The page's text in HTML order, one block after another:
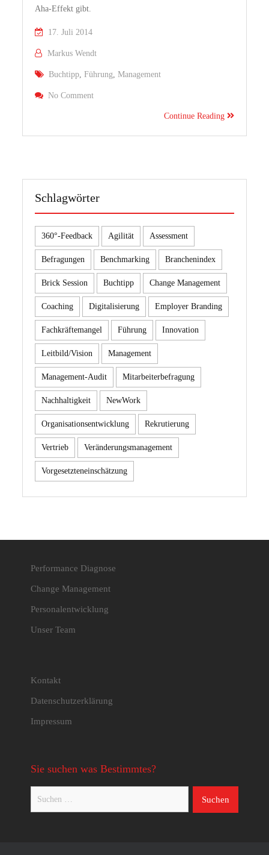
Aha-Effekt gibt.
17. Juli 2014
Markus Wendt
Buchtipp ,Führung ,Management
No CommentOn „Kaleidoskop Der Scherben“ Packende
Continue Reading
Schlagwörter
360°-Feedback Agilität Assessment
Befragungen Benchmarking Branchenindex
Brick Session Buchtipp Change Management
Coaching Digitalisierung Employer Branding
Fachkräftemangel Führung Innovation
Leitbild/Vision Management
Management-Audit Mitarbeiterbefragung
Nachhaltigkeit NewWork
Organisationsentwicklung Rekrutierung
Vertrieb Veränderungsmanagement
Vorgesetzteneinschätzung
Performance Diagnose
Change Management
Personalentwicklung
Unser Team
Kontakt
Datenschutzerklärung
Impressum
Sie suchen was Bestimmtes?